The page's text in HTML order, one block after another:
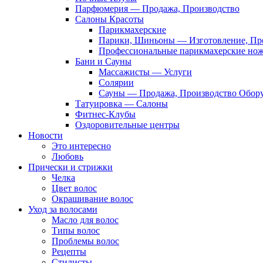
Парфюмерия — Продажа, Производство
Салоны Красоты
Парикмахерские
Парики, Шиньоны — Изготовление,
Профессиональные парикмахерские
Бани и Сауны
Массажисты — Услуги
Солярии
Сауны — Продажа, Производство
Татуировка — Салоны
Фитнес-Клубы
Оздоровительные центры
Новости
Это интересно
Любовь
Прически и стрижки
Челка
Цвет волос
Окрашивание волос
Уход за волосами
Масло для волос
Типы волос
Проблемы волос
Рецепты